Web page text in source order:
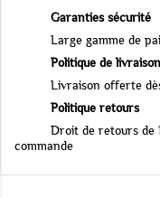
Garanties sécurité
Large gamme de
Politique de livraison
Livraison offerte
Politique retours
Droit de retours de
commande